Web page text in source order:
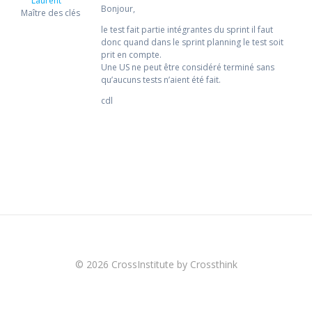
Maître des clés
Bonjour,
le test fait partie intégrantes du sprint il faut
donc quand dans le sprint planning le test soit
prit en compte.
Une US ne peut être considéré terminé sans
qu’aucuns tests n’aient été fait.
cdl
© 2026 CrossInstitute by Crossthink